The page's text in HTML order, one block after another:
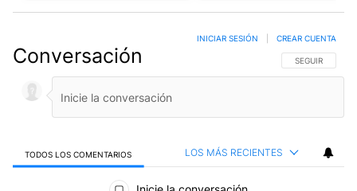
Conversación SIGA ESTA
SEGUIR
INICIAR SESIÓN CREAR CUENTA
TODOS LOS COMENTARIOS LOS MÁS RECIENTES
Todos los comentarios